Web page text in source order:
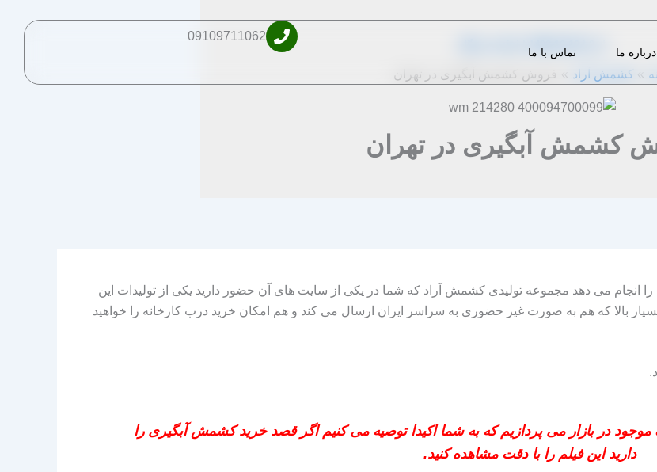
درباره ما تماس با ما
09109711062
1402-10-18
کشمش آراد فروش کشمش آبگیری در تهران
کشمش آبگیری در تهران
را انجام می‌ دهد مجموعه تولیدی کشمش آراد که شما در یکی از سایت‌ های آن حضور دارید یکی از تولیدات این
بالا که هم به صورت غیر حضوری به سراسر ایران ارسال می‌ کند و هم امکان خرید درب کارخانه را خواهید
.
در بازار می پردازیم که به شما اکیدا توصیه می کنیم اگر قصد خرید کشمش آبگیری را
دارید این فیلم را با دقت مشاهده کنید.